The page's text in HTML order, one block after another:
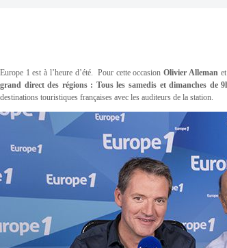
Europe 1 est à l’heure d’été. Pour cette occasionOlivier Alleman et
grand direct des régions : Tous les samedis et dimanches de
destinations touristiques françaises avec les auditeurs de la station.